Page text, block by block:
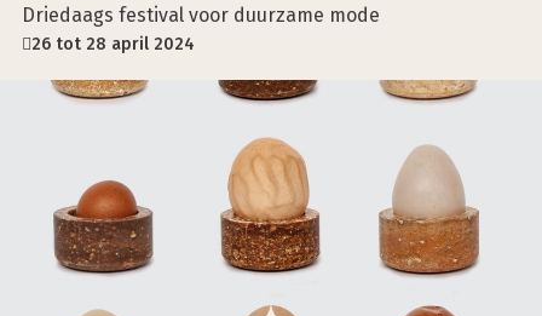
Driedaags festival voor duurzame mode
26 tot 28 april 2024